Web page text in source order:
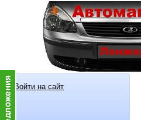
Войти на сайт